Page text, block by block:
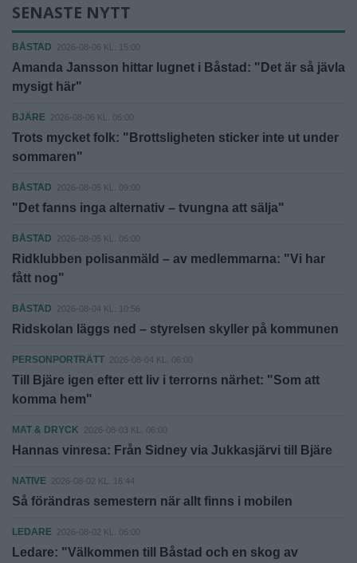
SENASTE NYTT
BÅSTAD 2026-08-06 KL. 15:00
Amanda Jansson hittar lugnet i Båstad: "Det är så jävla
mysigt här"
BJÄRE 2026-08-06 KL. 06:00
Trots mycket folk: "Brottsligheten sticker inte ut under
sommaren"
BÅSTAD 2026-08-05 KL. 09:00
"Det fanns inga alternativ – tvungna att sälja"
BÅSTAD 2026-08-05 KL. 06:00
Ridklubben polisanmäld – av medlemmarna: "Vi har
fått nog"
BÅSTAD 2026-08-04 KL. 10:56
Ridskolan läggs ned – styrelsen skyller på kommunen
PERSONPORTRÄTT 2026-08-04 KL. 06:00
Till Bjäre igen efter ett liv i terrorns närhet: "Som att
komma hem"
MAT & DRYCK 2026-08-03 KL. 06:00
Hannas vinresa: Från Sidney via Jukkasjärvi till Bjäre
NATIVE 2026-08-02 KL. 16:44
Så förändras semestern när allt finns i mobilen
LEDARE 2026-08-02 KL. 06:00
Ledare: "Välkommen till Båstad och en skog av